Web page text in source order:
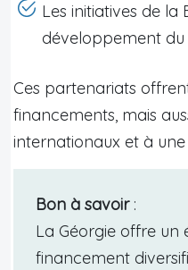
Les initiatives de
développement
Ces partenariats
financements, mais
internationaux et à
Bon à savoir:
La Géorgie offre un
financement